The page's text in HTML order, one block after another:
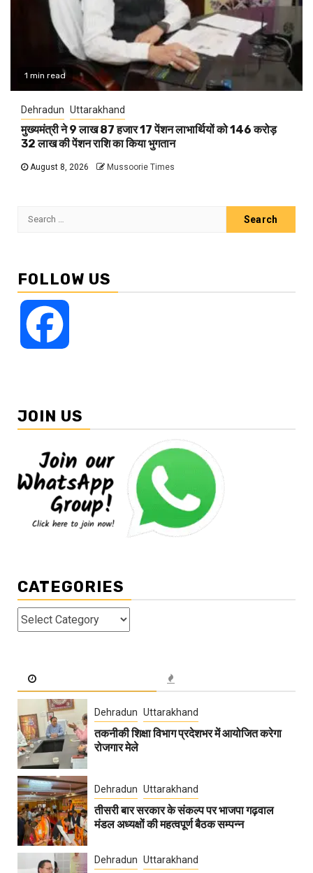
1 min read
Dehradun Uttarakhand
मुख्यमंत्री ने 9 लाख 87 हजार 17 पेंशन लाभार्थियों को 146 करोड़
32 लाख की पेंशन राशि का किया भुगतान
August 8, 2026 Mussoorie Times
Search
FOLLOW US
JOIN US
CATEGORIES
Categories
Dehradun Uttarakhand
तकनीकी शिक्षा विभाग प्रदेशभर में आयोजित करेगा
रोजगार मेले
Dehradun Uttarakhand
तीसरी बार सरकार के संकल्प पर भाजपा गढ़वाल
मंडल अध्यक्षों की महत्वपूर्ण बैठक सम्पन्न
Dehradun Uttarakhand